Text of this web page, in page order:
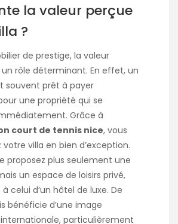
la valeur perçue
?
de prestige, la valeur
rôle déterminant. En effet, un
souvent prêt à payer
une propriété qui se
Grâce à
court de tennis nice, vous
villa en bien d’exception.
proposez plus seulement une
un espace de loisirs privé,
celui d’un hôtel de luxe. De
bénéficie d’une image
particulièrement